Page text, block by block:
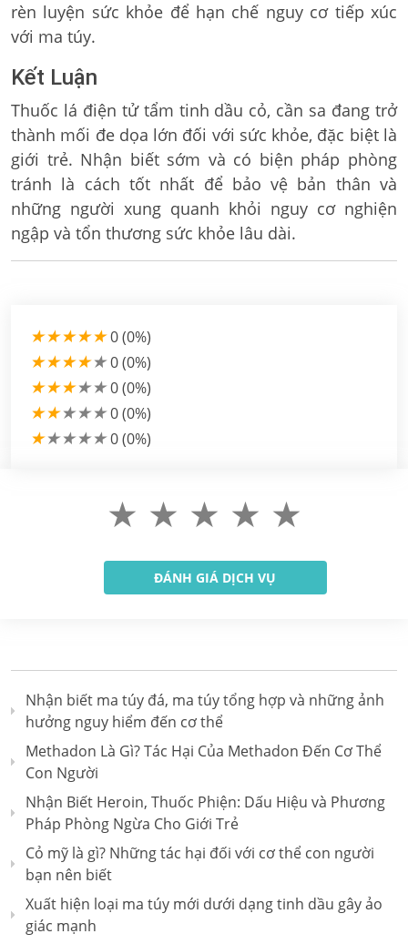
rèn luyện sức khỏe để hạn chế nguy cơ tiếp xúc
với ma túy.
Kết Luận
Thuốc lá điện tử tẩm tinh dầu cỏ, cần sa đang trở
thành mối đe dọa lớn đối với sức khỏe, đặc biệt là
giới trẻ. Nhận biết sớm và có biện pháp phòng
tránh là cách tốt nhất để bảo vệ bản thân và
những người xung quanh khỏi nguy cơ nghiện
ngập và tổn thương sức khỏe lâu dài.
★★★★★0 (0%)
★★★★★0 (0%)
★★★★★0 (0%)
★★★★★0 (0%)
★★★★★0 (0%)
★
★
★
★
★
Nhận biết ma túy đá, ma túy tổng hợp và những ảnh
hưởng nguy hiểm đến cơ thể
Methadon Là Gì? Tác Hại Của Methadon Đến Cơ Thể
Con Người
Nhận Biết Heroin, Thuốc Phiện: Dấu Hiệu và Phương
Pháp Phòng Ngừa Cho Giới Trẻ
Cỏ mỹ là gì? Những tác hại đối với cơ thể con người
bạn nên biết
Xuất hiện loại ma túy mới dưới dạng tinh dầu gây ảo
giác mạnh